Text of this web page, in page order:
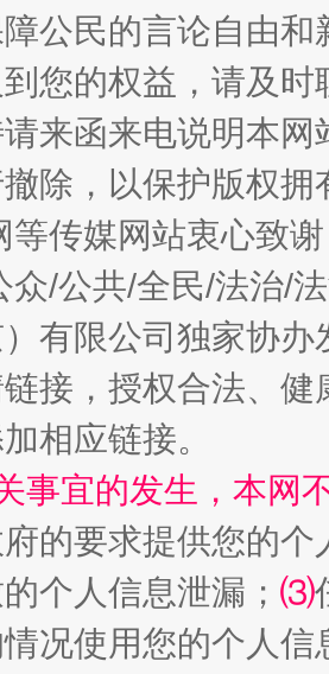
关键词
魏明亮
象丛生
生
公民的言论自由
您的权益，请及
来函来电说明本
除，以保护版权
等传媒网站衷心致
众/公共/全民/法治/
有限公司独家协
接，授权合法、
相应链接。
事宜的发生，本网
的要求提供您的个
个人信息泄漏； ⑶
况使用您的个人